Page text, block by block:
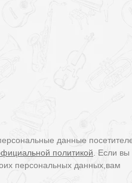
данные
политикой . Если
персональных данных,вам